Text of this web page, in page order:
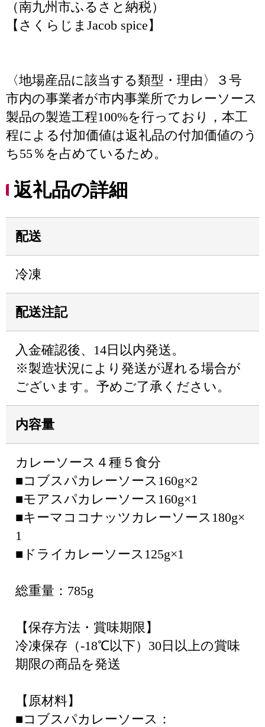
（南九州市ふるさと納税）
【さくらじまJacob spice】
〈地場産品に該当する類型・理由〉３号
市内の事業者が市内事業所でカレーソース
製品の製造工程100%を行っており，本工
程による付加価値は返礼品の付加価値のう
ち55％を占めているため。
返礼品の詳細
配送
冷凍
配送注記
入金確認後、14日以内発送。
※製造状況により発送が遅れる場合が
ございます。予めご了承ください。
内容量
カレーソース４種５食分
■コブスパカレーソース160g×2
■モアスパカレーソース160g×1
■キーマココナッツカレーソース180g×
1
■ドライカレーソース125g×1
総重量：785g
【保存方法・賞味期限】
冷凍保存（-18℃以下）30日以上の賞味
期限の商品を発送
【原材料】
■コブスパカレーソース：